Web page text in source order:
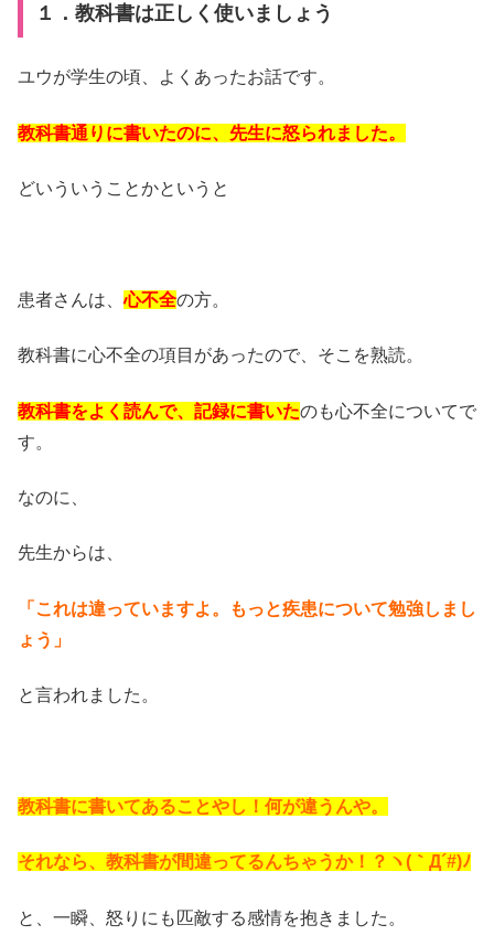
１．教科書は正しく使いましょう
ユウが学生の頃、よくあったお話です。
教科書通りに書いたのに、先生に怒られました。
どいういうことかというと
患者さんは、心不全の方。
教科書に心不全の項目があったので、そこを熟読。
教科書をよく読んで、記録に書いたのも心不全についてで
す。
なのに、
先生からは、
「これは違っていますよ。もっと疾患について勉強しまし
ょう」
と言われました。
教科書に書いてあることやし！何が違うんや。
それなら、教科書が間違ってるんちゃうか！？ヽ(｀Д´#)ﾉ
と、一瞬、怒りにも匹敵する感情を抱きました。